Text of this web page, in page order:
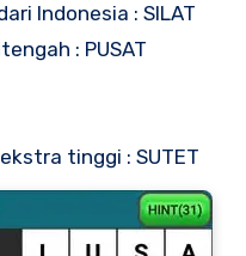
Indonesia : SILAT
: PUSAT
tinggi : SUTET